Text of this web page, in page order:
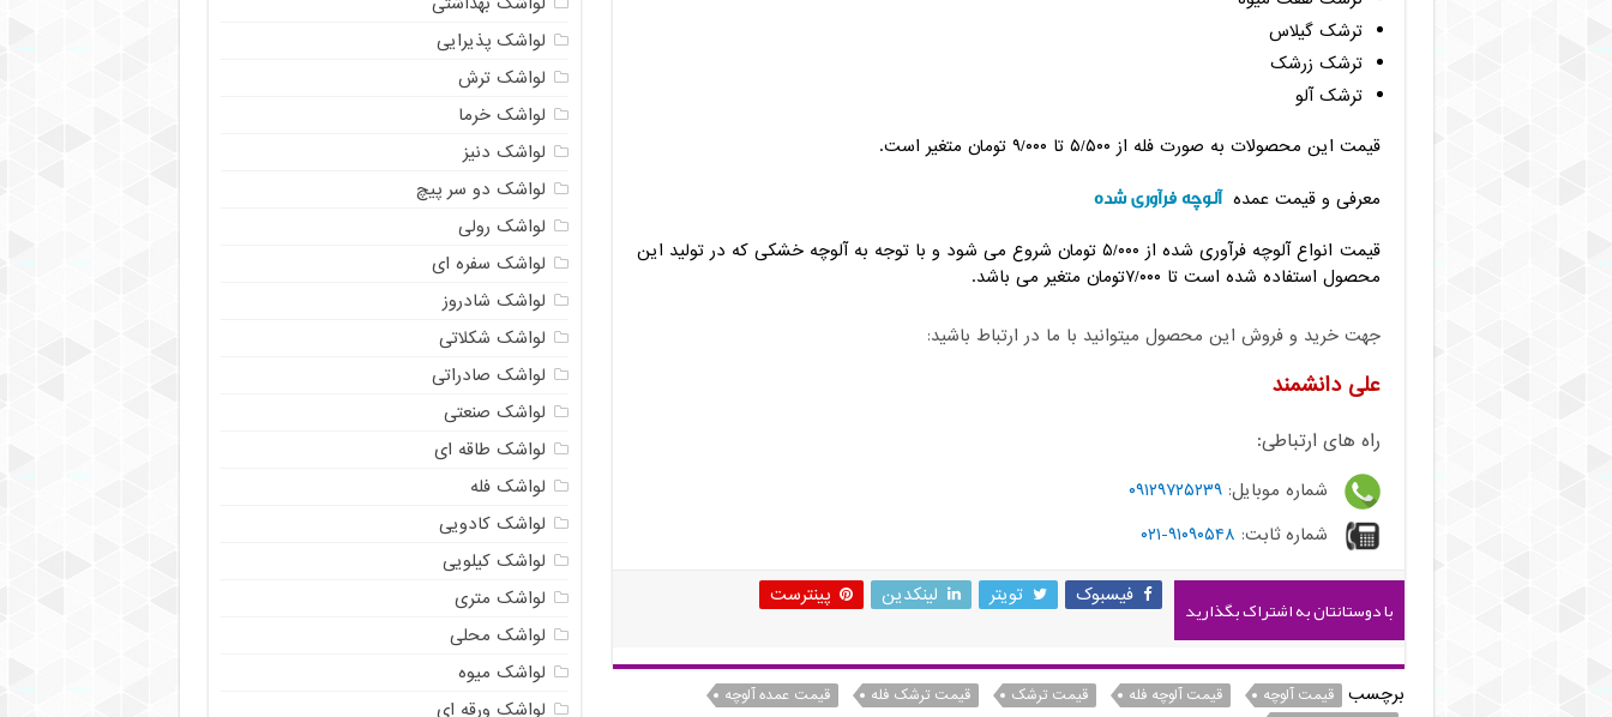
ترشک گیلاس
ترشک زرشک
ترشک آلو
قیمت این محصولات به صورت فله از ۵/۵۰۰ تا ۹/۰۰۰ تومان متغیر است.
معرفی و قیمت عمده آلوچه فرآوری شده
قیمت انواع آلوچه فرآوری شده از ۵/۰۰۰ تومان شروع می شود و با توجه به آلوچه خشکی که در تولید این
محصول استفاده شده است تا ۷/۰۰۰تومان متغیر می باشد.
جهت خرید و فروش این محصول میتوانید با ما در ارتباط باشید:
علی دانشمند
راه های ارتباطی:
شماره موبایل:۰۹۱۲۹۷۲۵۲۳۹
شماره ثابت: ۹۱۰۹۰۵۴۸-۰۲۱
با دوستانتان به اشتراک بگذارید فیسبوک تویتر لینکدین پینترست
برچسب قیمت آلوچه قیمت آلوچه فله قیمت ترشک قیمت ترشک فله
قیمت عمده آلوچه
لواشک پذیرایی
لواشک ترش
لواشک خرما
لواشک دنیز
لواشک دو سر پیچ
لواشک رولی
لواشک سفره ای
لواشک شادروز
لواشک شکلاتی
لواشک صادراتی
لواشک صنعتی
لواشک طاقه ای
لواشک فله
لواشک کادویی
لواشک کیلویی
لواشک متری
لواشک محلی
لواشک میوه
لواشک ورقه ای